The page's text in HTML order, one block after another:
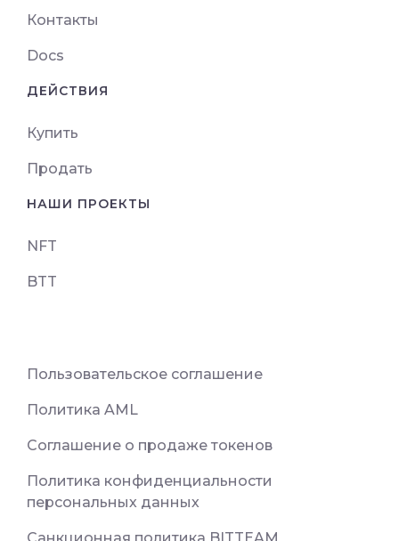
Контакты
Docs
ДЕЙСТВИЯ
Купить
Продать
НАШИ ПРОЕКТЫ
NFT
BTT
Пользовательское соглашение
Политика AML
Соглашение о продаже токенов
Политика конфиденциальности
персональных данных